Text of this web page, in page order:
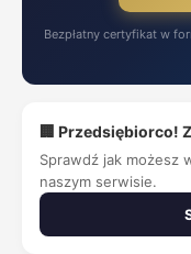
Bezpłatny certyfikat w
🏢
Sprawdź jak możesz
naszym serwisie.